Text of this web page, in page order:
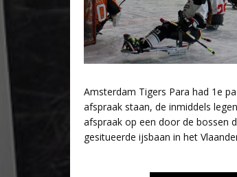
Amsterdam Tigers Para had 1e
afspraak staan, de inmiddels
afspraak op een door de bossen
gesitueerde ijsbaan in het